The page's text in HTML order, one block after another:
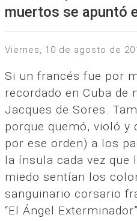
muertos se apuntó
viernes, 10 de agosto de
Si un francés fue por
recordado en Cuba de
Jacques de Sores.
porque quemó, violó y
por ese orden) a los
la ínsula cada vez que
miedo sentían los
sanguinario corsario
“El Ángel